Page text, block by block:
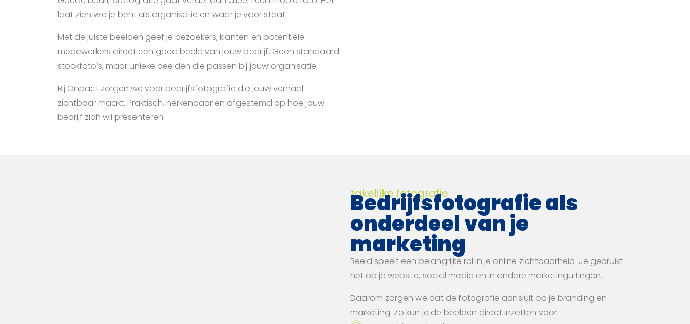
laat zien wie je bent als organisatie en waar je voor staat.
Met de juiste beelden geef je bezoekers, klanten en potentiële
medewerkers direct een goed beeld van jouw bedrijf. Geen standaard
stockfoto’s, maar unieke beelden die passen bij jouw organisatie.
Bij Onpact zorgen we voor bedrijfsfotografie die jouw verhaal
zichtbaar maakt. Praktisch, herkenbaar en afgestemd op hoe jouw
bedrijf zich wil presenteren.
zakelijke fotografie
Bedrijfsfotografie als
onderdeel van je
marketing
Beeld speelt een belangrijke rol in je online zichtbaarheid. Je gebruikt
het op je website, social media en in andere marketinguitingen.
Daarom zorgen we dat de fotografie aansluit op je branding en
marketing. Zo kun je de beelden direct inzetten voor: